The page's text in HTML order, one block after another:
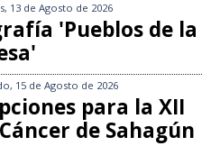
13 de Agosto de 2026
'Pueblos de la
15 de Agosto de 2026
para la XII
de Sahagún